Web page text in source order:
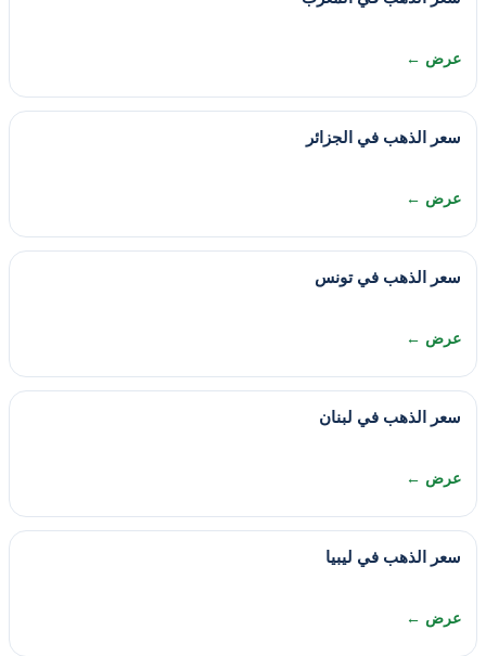
عرض ←
سعر الذهب في الجزائر
عرض ←
سعر الذهب في تونس
عرض ←
سعر الذهب في لبنان
عرض ←
سعر الذهب في ليبيا
عرض ←